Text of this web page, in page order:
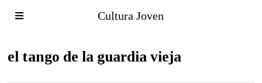
Cultura Joven
el tango de la guardia vieja